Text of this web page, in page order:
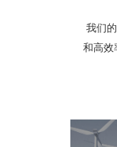
我们
和高效